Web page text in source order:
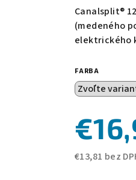
produktu
je
0,0
hviezdičiek.
Canalsplit®
(medeného
elektrického
FARBA
€13,81 bez